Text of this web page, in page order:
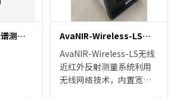
AvaMAS多角度光谱测量系统
AvaNIR-Wireless-LS无线近红外反射测量系统
AvaNIR-Wireless-LS无线
近红外反射测量系统利用
无线网络技术，内置宽光